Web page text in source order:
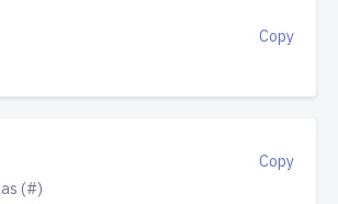
Copy
Copy
(#)